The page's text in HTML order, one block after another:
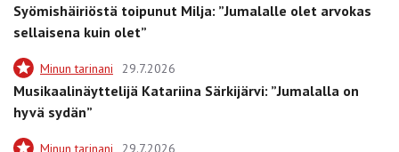
Syömishäiriöstä toipunut Milja: ”Jumalalle olet arvokas
sellaisena kuin olet”
Minun tarinani 29.7.2026
Musikaalinäyttelijä Katariina Särkijärvi: ”Jumalalla on
hyvä sydän”
Minun tarinani 29.7.2026